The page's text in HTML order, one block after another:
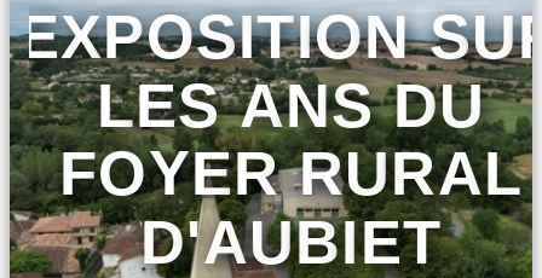
EXPOSITION
LES ANS DU
FOYER RURAL
D'AUBIET